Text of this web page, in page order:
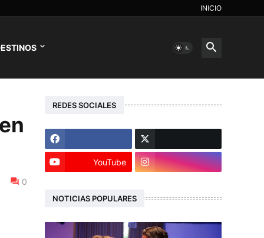
INICIO
0
REDES SOCIALES
YouTube
NOTICIAS POPULARES